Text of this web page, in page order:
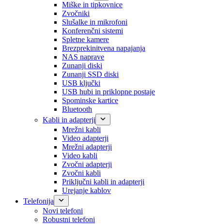
Miške in tipkovnice
Zvočniki
Slušalke in mikrofoni
Konferenčni sistemi
Spletne kamere
Brezprekinitvena napajanja
NAS naprave
Zunanji diski
Zunanji SSD diski
USB ključki
USB hubi in priklopne postaje
Spominske kartice
Bluetooth
Kabli in adapterji
Mrežni kabli
Video adapterji
Mrežni adapterji
Video kabli
Zvočni adapterji
Zvočni kabli
Priključni kabli in adapterji
Urejanje kablov
Telefonija
Novi telefoni
Robustni telefoni